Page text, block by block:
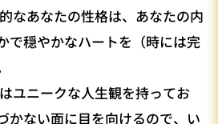
なあなたの性格は、あなたの内
で穏やかなハートを（時には完
ユニークな人生観を持ってお
かない面に目を向けるので、い